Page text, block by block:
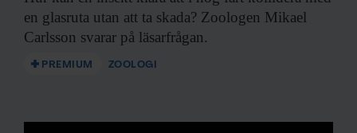
en glasruta utan att ta skada? Zoologen Mikael
Carlsson svarar på läsarfrågan.
PREMIUM ZOOLOGI